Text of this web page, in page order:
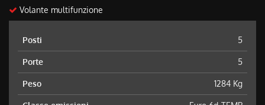
Volante multifunzione
Posti 5
Porte 5
Peso 1284 Kg